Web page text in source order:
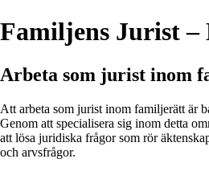
Familjens Jurist –
Arbeta som jurist inom
Att arbeta som jurist inom familjerätt är
Genom att specialisera sig inom detta
att lösa juridiska frågor som rör
och arvsfrågor.